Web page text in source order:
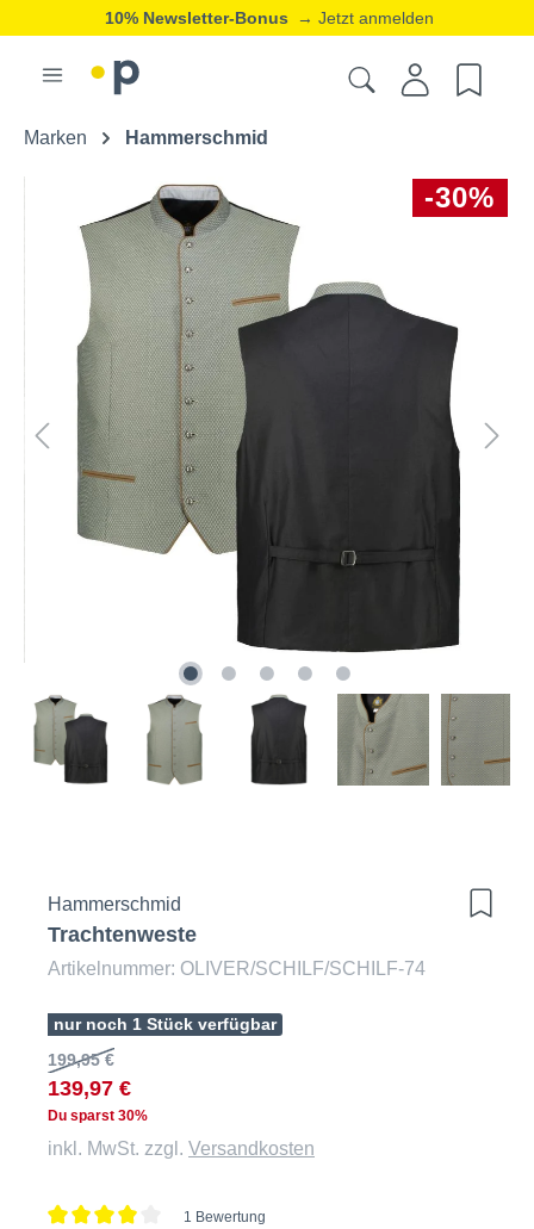
10% Newsletter-Bonus → Jetzt anmelden
Marken Hammerschmid
-30%
Hammerschmid
Trachtenweste
Artikelnummer: OLIVER/SCHILF/SCHILF-74
nur noch 1 Stück verfügbar
199,95 €
139,97 €
Du sparst 30%
inkl. MwSt. zzgl. Versandkosten
1 Bewertung